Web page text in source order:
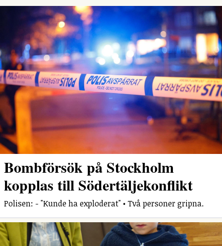
Bombförsök på Stockholm
kopplas till Södertäljekonflikt
Polisen: - "Kunde ha exploderat" • Två personer gripna.